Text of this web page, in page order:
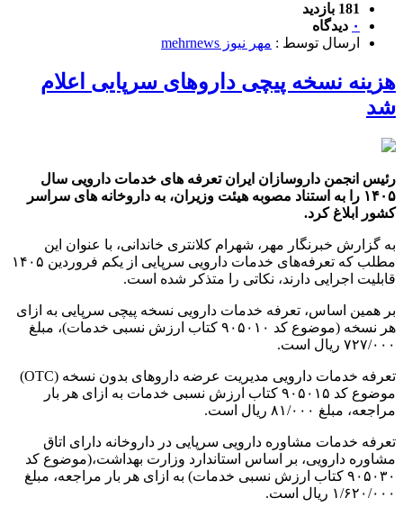
181 بازدید
۰ دیدگاه
ارسال توسط : مهر نیوز mehrnews
هزینه نسخه پیچی داروهای سرپایی اعلام
شد
رئیس انجمن داروسازان ایران تعرفه های خدمات دارویی سال
۱۴۰۵ را به استناد مصوبه هیئت وزیران، به داروخانه های سراسر
کشور ابلاغ کرد.
به گزارش خبرنگار مهر، شهرام کلانتری خاندانی، با عنوان این
مطلب که تعرفه‌های خدمات دارویی سرپایی از یکم فروردین ۱۴۰۵
قابلیت اجرایی دارند، نکاتی را متذکر شده است.
بر همین اساس، تعرفه خدمات دارویی نسخه پیچی سرپایی به ازای
هر نسخه (موضوع کد ۹۰۵۰۱۰ کتاب ارزش نسبی خدمات)، مبلغ
۷۲۷/۰۰۰ ریال است.
تعرفه خدمات دارویی مدیریت عرضه داروهای بدون نسخه (OTC)
موضوع کد ۹۰۵۰۱۵ کتاب ارزش نسبی خدمات به ازای هر بار
مراجعه، مبلغ ۸۱/۰۰۰ ریال است.
تعرفه خدمات مشاوره دارویی سرپایی در داروخانه دارای اتاق
مشاوره دارویی، بر اساس استاندارد وزارت بهداشت،(موضوع کد
۹۰۵۰۳۰ کتاب ارزش نسبی خدمات) به ازای هر بار مراجعه، مبلغ
۱/۶۲۰/۰۰۰ ریال است.